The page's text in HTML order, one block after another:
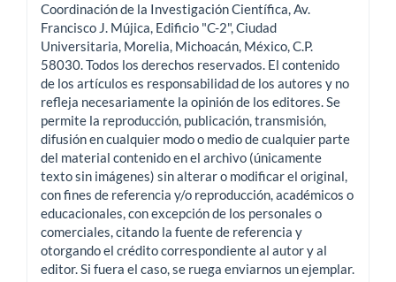
Coordinación de la Investigación Científica, Av.
Francisco J. Mújica, Edificio "C-2", Ciudad
Universitaria, Morelia, Michoacán, México, C.P.
58030. Todos los derechos reservados. El contenido
de los artículos es responsabilidad de los autores y no
refleja necesariamente la opinión de los editores. Se
permite la reproducción, publicación, transmisión,
difusión en cualquier modo o medio de cualquier parte
del material contenido en el archivo (únicamente
texto sin imágenes) sin alterar o modificar el original,
con fines de referencia y/o reproducción, académicos o
educacionales, con excepción de los personales o
comerciales, citando la fuente de referencia y
otorgando el crédito correspondiente al autor y al
editor. Si fuera el caso, se ruega enviarnos un ejemplar.